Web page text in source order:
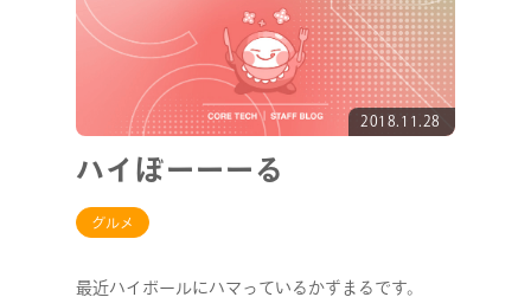
2018.11.28
ハイぼーーーる
グルメ
最近ハイボールにハマっているかずまるです。